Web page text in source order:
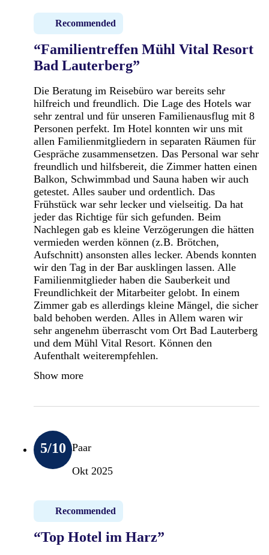
Recommended
“Familientreffen Mühl Vital Resort
Bad Lauterberg”
Die Beratung im Reisebüro war bereits sehr
hilfreich und freundlich. Die Lage des Hotels war
sehr zentral und für unseren Familienausflug mit 8
Personen perfekt. Im Hotel konnten wir uns mit
allen Familienmitgliedern in separaten Räumen für
Gespräche zusammensetzen. Das Personal war sehr
freundlich und hilfsbereit, die Zimmer hatten einen
Balkon, Schwimmbad und Sauna haben wir auch
getestet. Alles sauber und ordentlich. Das
Frühstück war sehr lecker und vielseitig. Da hat
jeder das Richtige für sich gefunden. Beim
Nachlegen gab es kleine Verzögerungen die hätten
vermieden werden können (z.B. Brötchen,
Aufschnitt) ansonsten alles lecker. Abends konnten
wir den Tag in der Bar ausklingen lassen. Alle
Familienmitglieder haben die Sauberkeit und
Freundlichkeit der Mitarbeiter gelobt. In einem
Zimmer gab es allerdings kleine Mängel, die sicher
bald behoben werden. Alles in Allem waren wir
sehr angenehm überrascht vom Ort Bad Lauterberg
und dem Mühl Vital Resort. Können den
Aufenthalt weiterempfehlen.
Show more
5/10 Paar
Okt 2025
Recommended
“Top Hotel im Harz”